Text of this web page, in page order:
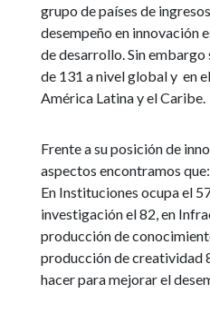
grupo de países de
desempeño en innovación
de desarrollo. Sin
de 131 a nivel global y en
América Latina y el Caribe.
Frente a su posición de
aspectos encontramos que:
En Instituciones ocupa el
investigación el 82, en
producción de
producción de creatividad
hacer para mejorar el